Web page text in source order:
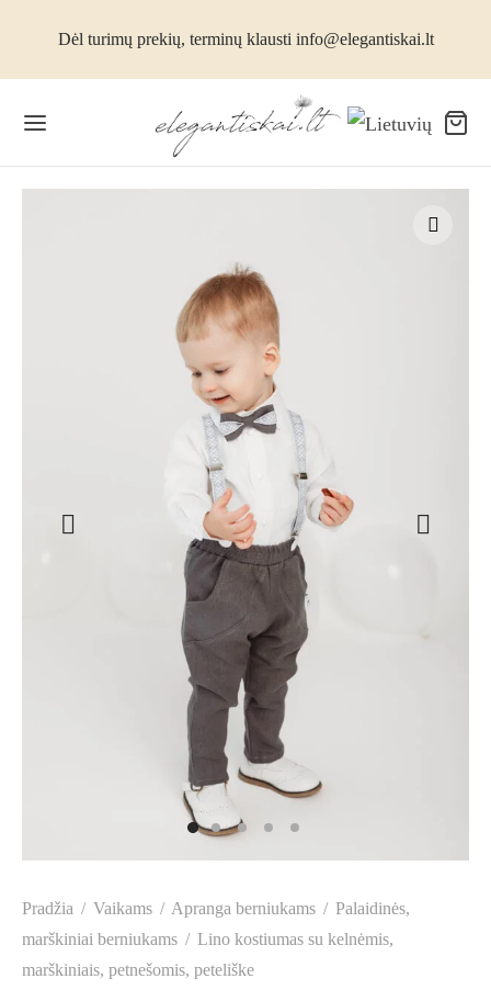
Dėl turimų prekių, terminų klausti info@elegantiskai.lt
Pradžia / Vaikams / Apranga berniukams / Palaidinės,
marškiniai berniukams / Lino kostiumas su kelnėmis,
marškiniais, petnešomis, peteliške